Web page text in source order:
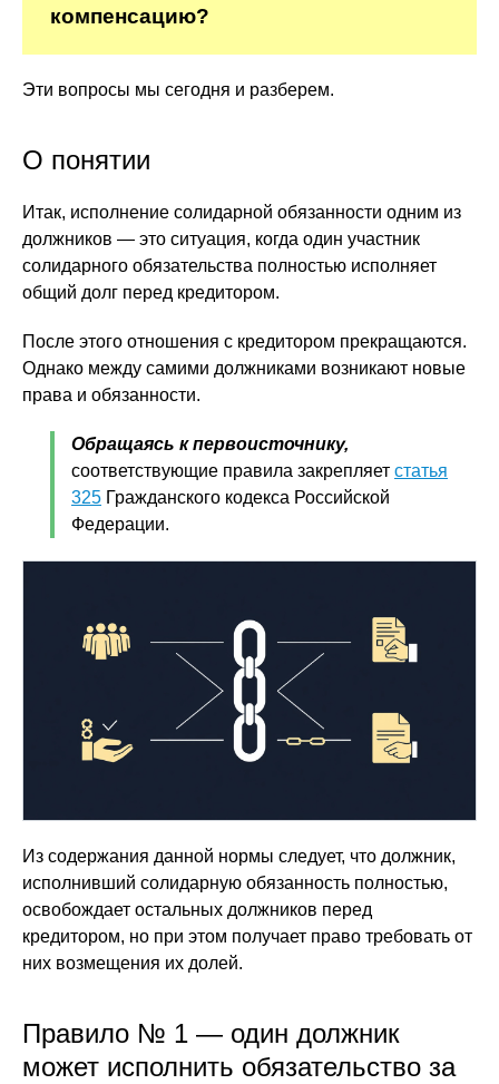
компенсацию?
Эти вопросы мы сегодня и разберем.
О понятии
Итак, исполнение солидарной обязанности одним из
должников — это ситуация, когда один участник
солидарного обязательства полностью исполняет
общий долг перед кредитором.
После этого отношения с кредитором прекращаются.
Однако между самими должниками возникают новые
права и обязанности.
Обращаясь к первоисточнику,
соответствующие правила закрепляет статья
325 Гражданского кодекса Российской
Федерации.
Из содержания данной нормы следует, что должник,
исполнивший солидарную обязанность полностью,
освобождает остальных должников перед
кредитором, но при этом получает право требовать от
них возмещения их долей.
Правило № 1 — один должник
может исполнить обязательство за